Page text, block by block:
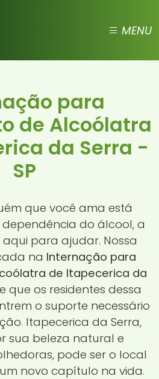
MENU
para
de Alcoólatra
da Serra -
SP
que você ama está
do álcool, a
para ajudar. Nossa
na Internação para
de Itapecerica da
que os residentes dessa
o suporte necessário
Itapecerica da Serra,
sua beleza natural e
pode ser o local
novo capítulo na vida.